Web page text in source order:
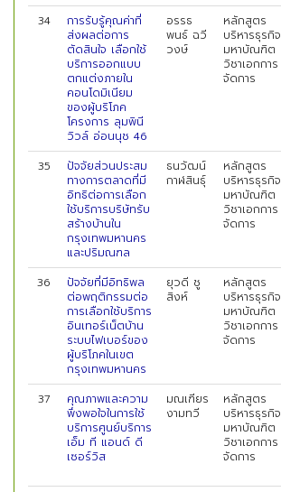
34
การรับรู้คุณค่าที่
ส่งผลต่อการ
ตัดสินใจ เลือกใช้
บริการออกแบบ
ตกแต่งภายใน
คอนโดมิเนียม
ของผู้บริโภค
โครงการ ลุมพินี
วิวล์ อ่อนนุช 46
อรรธ
พนธ์ ฉวี
วงษ์
หลักสูตร
บริหารธุรกิจ
มหาบัณฑิต
วิชาเอกการ
จัดการ
35
ปัจจัยส่วนประสม
ทางการตลาดที่มี
อิทธิต่อการเลือก
ใช้บริการบริษัทรับ
สร้างบ้านใน
กรุงเทพมหานคร
และปริมณฑล
ธนวัฒน์
กาฬสินธุ์
หลักสูตร
บริหารธุรกิจ
มหาบัณฑิต
วิชาเอกการ
จัดการ
36
ปัจจัยที่มีอิทธิพล
ต่อพฤติกรรมต่อ
การเลือกใช้บริการ
อินเทอร์เน็ตบ้าน
ระบบไฟเบอร์ของ
ผู้บริโภคในเขต
กรุงเทพมหานคร
ยุวดี ชู
สิงห์
หลักสูตร
บริหารธุรกิจ
มหาบัณฑิต
วิชาเอกการ
จัดการ
37
คุณภาพและความ
พึงพอใจในการใช้
บริการศูนย์บริการ
เอ็ม ที แอนด์ ดี
เซอร์วิส
มณเฑียร
งามทวี
หลักสูตร
บริหารธุรกิจ
มหาบัณฑิต
วิชาเอกการ
จัดการ